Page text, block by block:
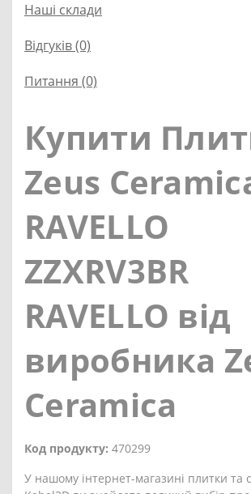
Наші склади
Відгуків (0)
Питання (0)
Купити
Zeus
RAVELLO
ZZXRV3BR
RAVELLO від
виробника
Ceramica
Код продукту: 470299
У нашому інтернет-магазині плитки та